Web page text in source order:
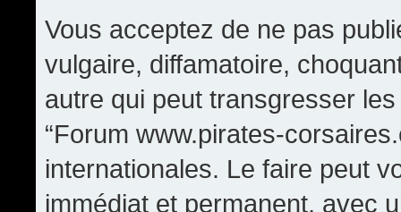
Vous acceptez de ne pas
vulgaire, diffamatoire,
autre qui peut transgresser
“Forum www.pirates-
internationales. Le faire peut
immédiat et permanent, avec